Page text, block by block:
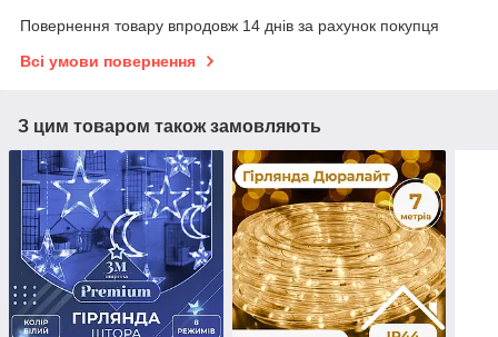
Повернення товару впродовж 14 днів за рахунок покупця
Всі умови повернення
З цим товаром також замовляють